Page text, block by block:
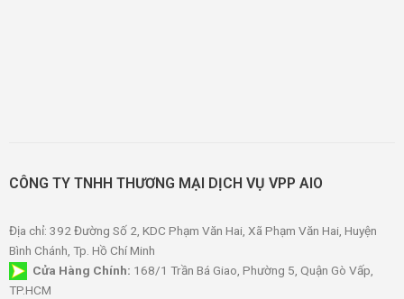
CÔNG TY TNHH THƯƠNG MẠI DỊCH VỤ VPP AIO
Địa chỉ: 392 Đường Số 2, KDC Phạm Văn Hai, Xã Phạm Văn Hai, Huyện
Bình Chánh, Tp. Hồ Chí Minh
Cửa Hàng Chính: 168/1 Trần Bá Giao, Phường 5, Quận Gò Vấp,
TP.HCM